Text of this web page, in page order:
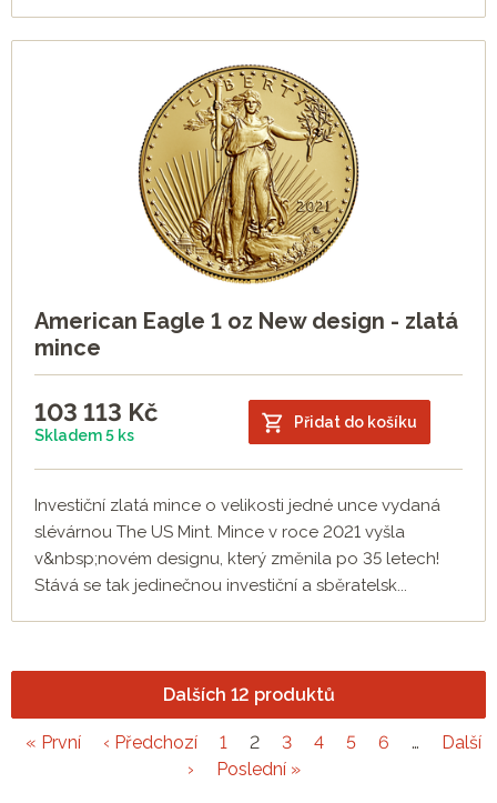
American Eagle 1 oz New design - zlatá
mince
103 113 Kč
Skladem 5 ks
Přidat do košíku
Investiční zlatá mince o velikosti jedné unce vydaná
slévárnou The US Mint. Mince v roce 2021 vyšla
v&nbsp;novém designu, který změnila po 35 letech!
Stává se tak jedinečnou investiční a sběratelsk...
Dalších 12 produktů
« První ‹ Předchozí 1 2 3 4 5 6 …
Další
›
Poslední »